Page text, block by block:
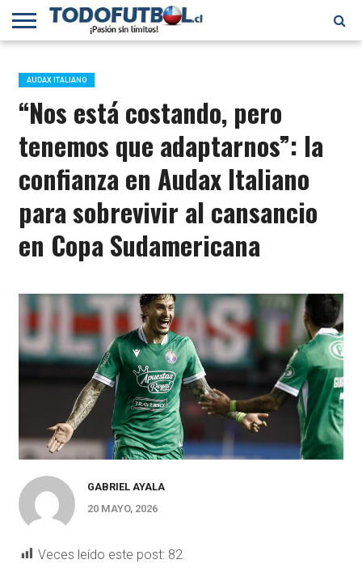
PRIMERA
B
SELECCIÓN
CHILENA
CHILENOS
EN EL
MUNDO
FÚTBOL
INTERNACIONAL
AUDAX ITALIANO
“Nos está costando, pero
tenemos que adaptarnos”: la
confianza en Audax Italiano
para sobrevivir al cansancio
en Copa Sudamericana
GABRIEL AYALA
20 MAYO, 2026
Veces leído este post: 82